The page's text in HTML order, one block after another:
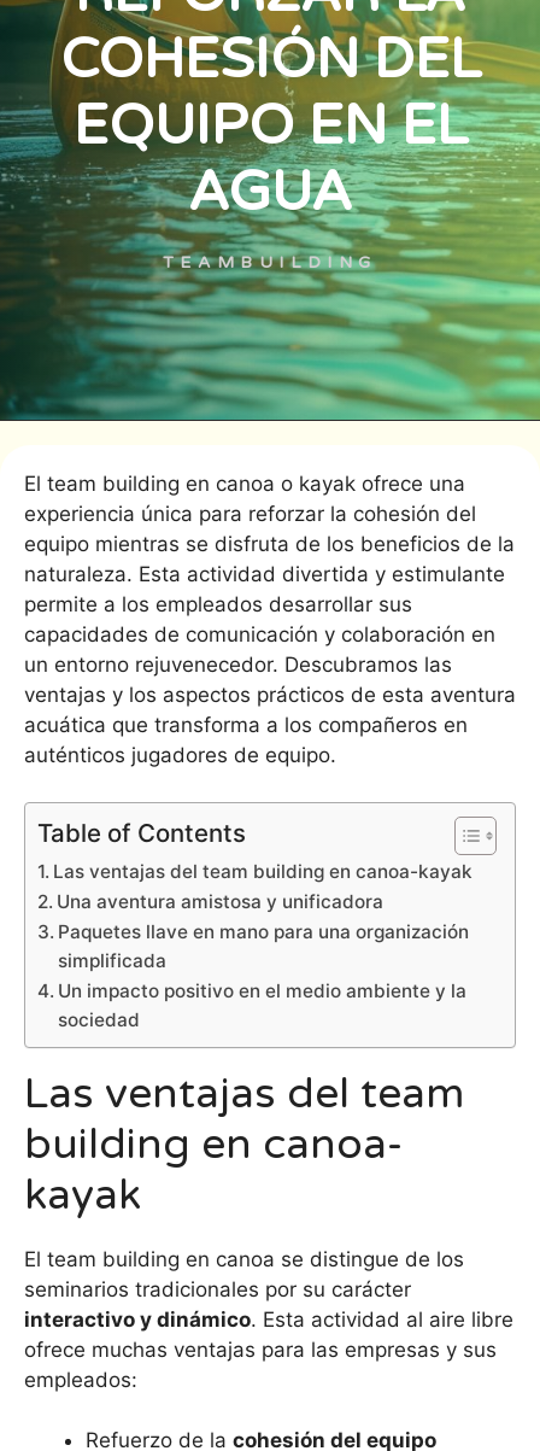
COHESIÓN DEL
EQUIPO EN EL
AGUA
TEAMBUILDING
El team building en canoa o kayak ofrece una
experiencia única para reforzar la cohesión del
equipo mientras se disfruta de los beneficios de la
naturaleza. Esta actividad divertida y estimulante
permite a los empleados desarrollar sus
capacidades de comunicación y colaboración en
un entorno rejuvenecedor. Descubramos las
ventajas y los aspectos prácticos de esta aventura
acuática que transforma a los compañeros en
auténticos jugadores de equipo.
Table of Contents
Las ventajas del team building en canoa-kayak
Una aventura amistosa y unificadora
Paquetes llave en mano para una organización
simplificada
Un impacto positivo en el medio ambiente y la
sociedad
Las ventajas del team
building en canoa-
kayak
El team building en canoa se distingue de los
seminarios tradicionales por su carácter
interactivo y dinámico. Esta actividad al aire libre
ofrece muchas ventajas para las empresas y sus
empleados:
Refuerzo de la cohesión del equipo